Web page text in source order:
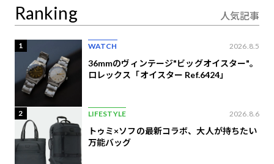
Ranking 人気記事
1 WATCH 2026.8.5
36mmのヴィンテージ"ビッグオイスター"。
ロレックス「オイスター Ref.6424」
2 LIFESTYLE 2026.8.6
トゥミ×ソフの最新コラボ、大人が持ちたい
万能バッグ